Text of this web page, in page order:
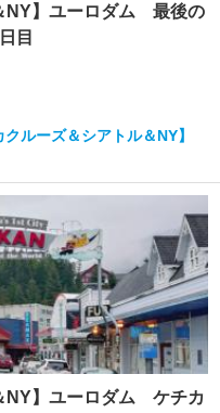
NY】ユーロダム 最後の
目
ルーズ＆シアトル＆NY】
NY】ユーロダム ケチカ